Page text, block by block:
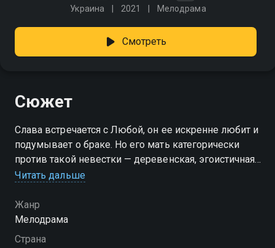
Украина 2021 Мелодрама
Смотреть
Сюжет
Слава встречается с Любой, он ее искренне любит и
подумывает о браке. Но его мать категорически
против такой невестки — деревенская, эгоистичная,
нахальная… Маме очень нравится тихая, милая и
подстраивает так, что Слава расстается с Любой, и,
чтобы забыть ее, женится на Тане. Однако, сам
Слава не может забыть Любу… Он случайно узнает
Читать дальше
Жанр
Мелодрама
Страна